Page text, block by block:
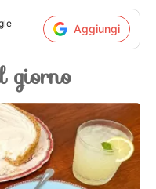
Aggiungi
giorno